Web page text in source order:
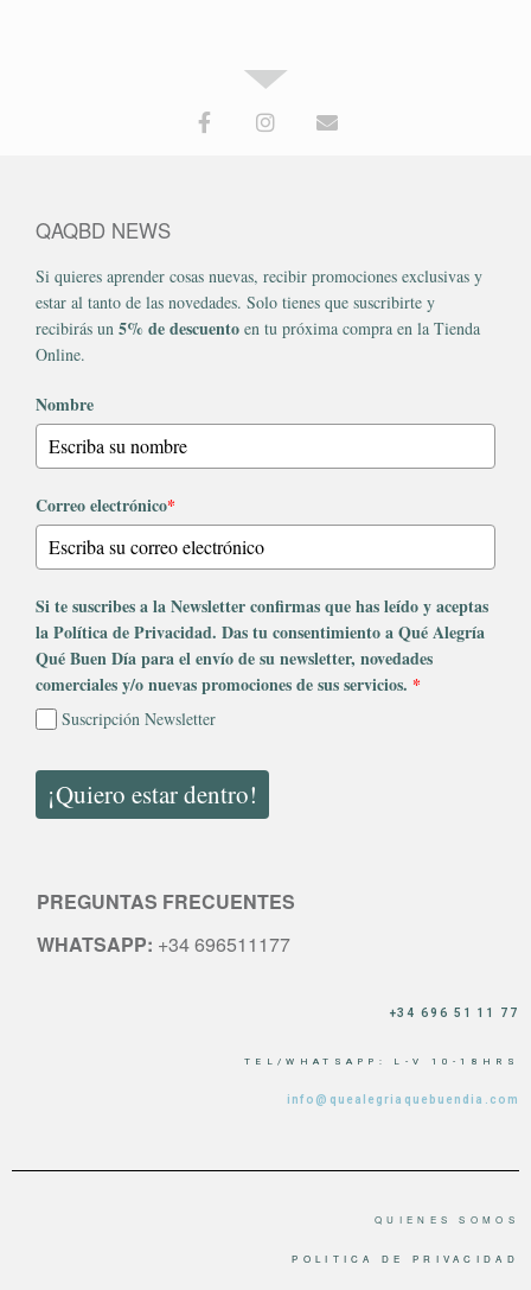
QAQBD NEWS
Si quieres aprender cosas nuevas, recibir promociones exclusivas y
estar al tanto de las novedades. Solo tienes que suscribirte y
recibirás un 5% de descuento en tu próxima compra en la Tienda
Online.
Nombre
Correo electrónico*
Si te suscribes a la Newsletter confirmas que has leído y aceptas
la Política de Privacidad. Das tu consentimiento a Qué Alegría
Qué Buen Día para el envío de su newsletter, novedades
comerciales y/o nuevas promociones de sus servicios. *
Suscripción Newsletter
¡Quiero estar dentro!
PREGUNTAS FRECUENTES
WHATSAPP: +34 696511177
+34 696 51 11 77
TEL/WHATSAPP: L-V 10-18HRS
info@quealegriaquebuendia.com
QUIENES SOMOS
POLITICA DE PRIVACIDAD